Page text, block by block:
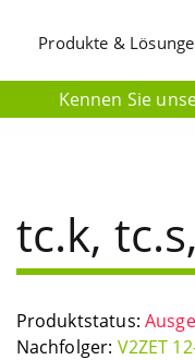
Kennen Sie
Produkte &
tc.k,
Produktstatus:
Nachfolger: V2ZET